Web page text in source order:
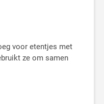
voor etentjes met
ze om samen